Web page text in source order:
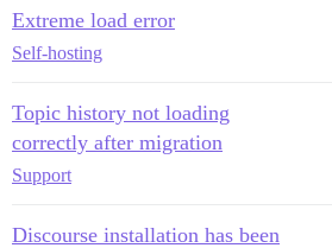
Extreme load error
Self-hosting
Topic history not loading
correctly after migration
Support
Discourse installation has been